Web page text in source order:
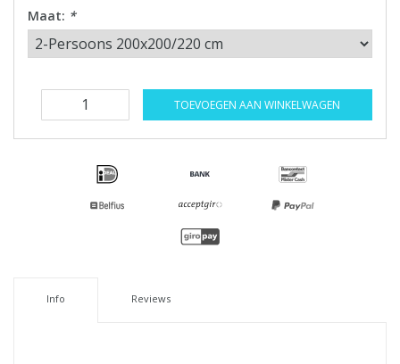
Maat: *
TOEVOEGEN AAN WINKELWAGEN
Info Reviews